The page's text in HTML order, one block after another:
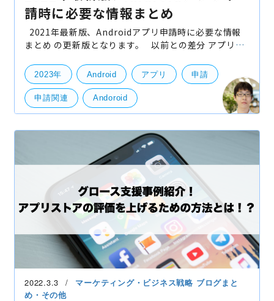
請時に必要な情報まとめ
2021年最新版、Androidアプリ申請時に必要な情報
まとめ の更新版となります。 以前との差分 アプリ名
新版に更新しました アイコンやタイトル、デ
2023年 Android アプリ 申請
申請関連 Andoroid
2022.3.3 マーケティング・ビジネス戦略 ブログまと
め・その他